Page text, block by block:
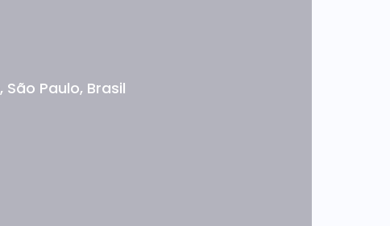
, São Paulo, Brasil